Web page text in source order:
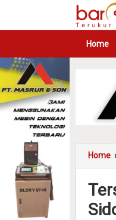
Home
Home